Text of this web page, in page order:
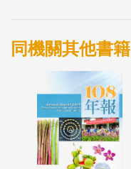
同機關其他書籍